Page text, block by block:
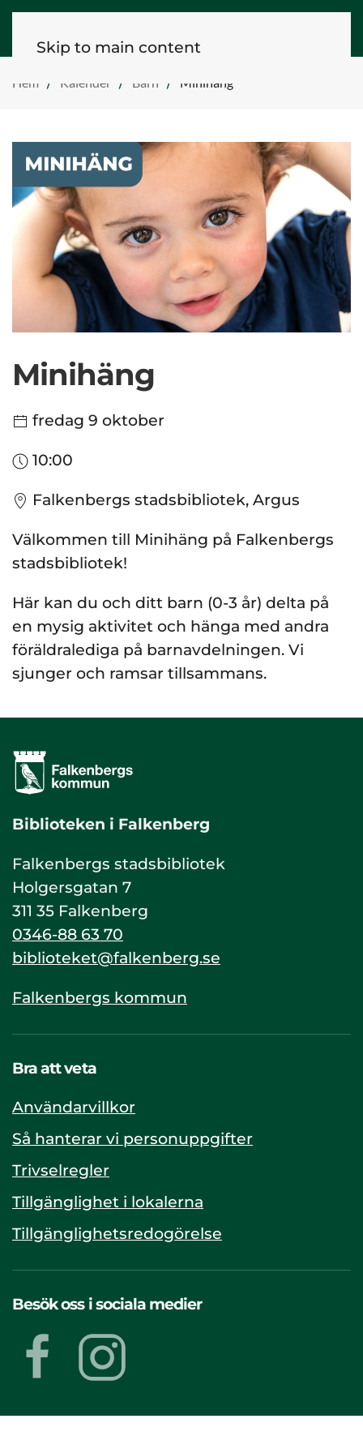
Skip to main content
Hem Kalender Barn Minihäng
Minihäng
fredag 9 oktober
10:00
Falkenbergs stadsbibliotek, Argus
Välkommen till Minihäng på Falkenbergs
stadsbibliotek!
Här kan du och ditt barn (0-3 år) delta på
en mysig aktivitet och hänga med andra
föräldralediga på barnavdelningen. Vi
sjunger och ramsar tillsammans.
Biblioteken i Falkenberg
Falkenbergs stadsbibliotek
Holgersgatan 7
311 35 Falkenberg
0346-88 63 70
biblioteket@falkenberg.se
Falkenbergs kommun
Bra att veta
Användarvillkor
Så hanterar vi personuppgifter
Trivselregler
Tillgänglighet i lokalerna
Tillgänglighetsredogörelse
Besök oss i sociala medier